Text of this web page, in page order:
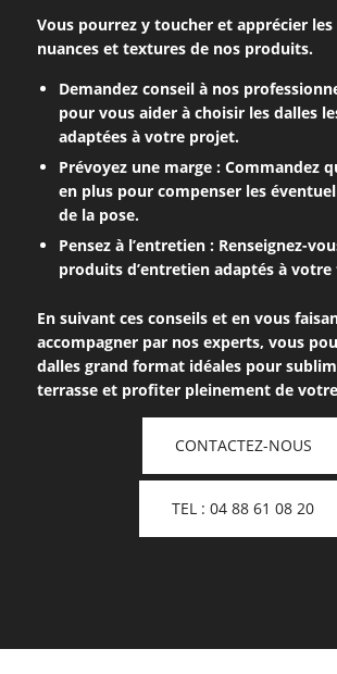
Vous pourrez y toucher et apprécier
nuances et textures de nos produits.
Demandez conseil à nos
pour vous aider à choisir les dalles
adaptées à votre projet.
Prévoyez une marge : Commandez
en plus pour compenser les
de la pose.
Pensez à l’entretien : Renseignez-
produits d’entretien adaptés à
En suivant ces conseils et en vous
accompagner par nos experts, vous
dalles grand format idéales pour
terrasse et profiter pleinement de
CONTACTEZ-NOUS
TEL : 04 88 61 08 20